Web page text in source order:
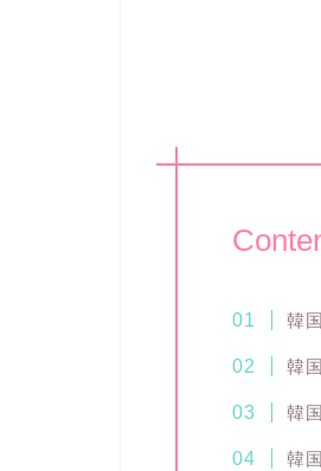
韓
韓
韓
韓